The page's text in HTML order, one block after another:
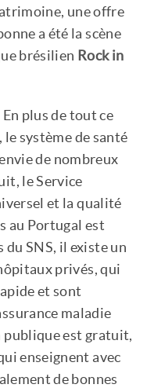
une offre
a été la scène
brésilien Rock in
En plus de tout ce
système de santé
de nombreux
le Service
et la qualité
au Portugal est
du SNS, il existe un
privés, qui
et sont
maladie
publique est gratuit,
enseignent avec
de bonnes